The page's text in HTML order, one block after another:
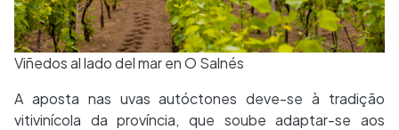
Viñedos al lado del mar en O Salnés
A aposta nas uvas autóctones deve-se à tradição
vitivinícola da província, que soube adaptar-se aos